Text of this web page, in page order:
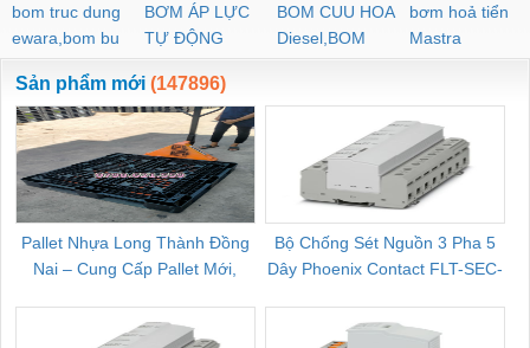
bom truc dung
ewara,bom bu
ewara
BƠM ÁP LỰC
TỰ ĐỘNG
BOM CUU HOA
Diesel,BOM
CHUA CHAY
bơm hoả tiển
Mastra
Sản phẩm mới (147896)
Pallet Nhựa Long Thành Đồng
Nai – Cung Cấp Pallet Mới,
Bộ Chống Sét Nguồn 3 Pha 5
Dây Phoenix Contact FLT-SEC-